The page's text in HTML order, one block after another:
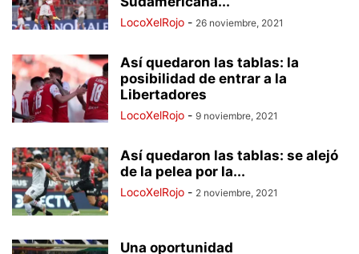
LocoXelRojo - 26 noviembre, 2021
Así quedaron las tablas: la
posibilidad de entrar a la
Libertadores
LocoXelRojo - 9 noviembre, 2021
Así quedaron las tablas: se alejó
de la pelea por la...
LocoXelRojo - 2 noviembre, 2021
Una oportunidad